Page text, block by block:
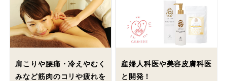
肩こりや腰痛・冷えやむく
みなど筋肉のコリや疲れを
産婦人科医や美容皮膚科医
と開発！